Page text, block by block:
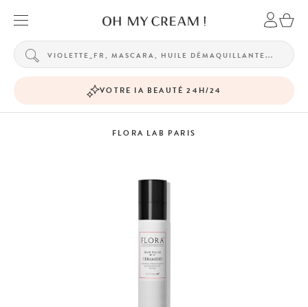
VOTRE IA BEAUTÉ 24H/24
FLORA LAB PARIS